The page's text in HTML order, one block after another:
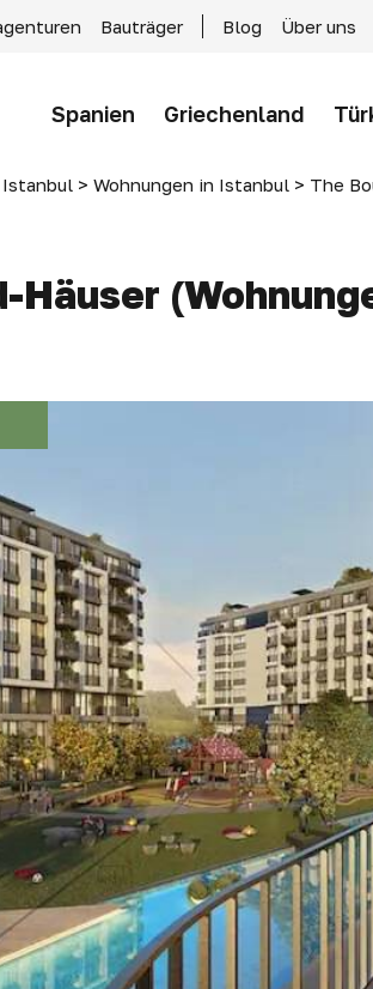
Bauträger Blog Über uns
Spanien Griechenland
Istanbul > Wohnungen in Istanbul > The Boulevard
Häuser